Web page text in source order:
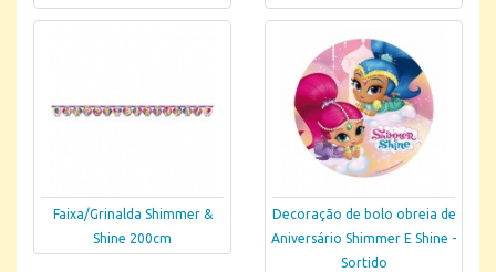
Faixa/Grinalda Shimmer &
Shine 200cm
Decoração de bolo obreia de
Aniversário Shimmer E Shine -
Sortido